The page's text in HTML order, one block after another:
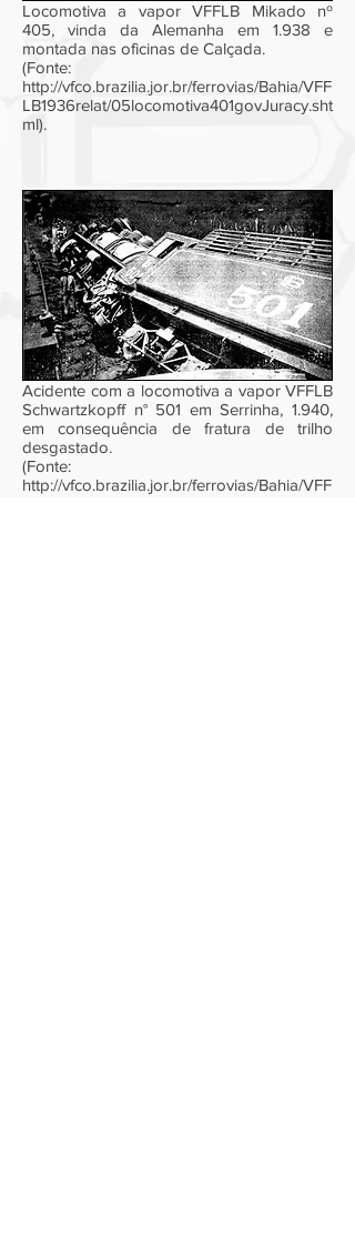
Locomotiva a vapor VFFLB Mikado nº
405, vinda da Alemanha em 1.938 e
montada nas oficinas de Calçada.
(Fonte:
http://vfco.brazilia.jor.br/ferrovias/Bahia/VFF
LB1936relat/05locomotiva401govJuracy.sht
ml).
Acidente com a locomotiva a vapor VFFLB
Schwartzkopff n° 501 em Serrinha, 1.940,
em consequência de fratura de trilho
desgastado.
(Fonte:
http://vfco.brazilia.jor.br/ferrovias/Bahia/VFF